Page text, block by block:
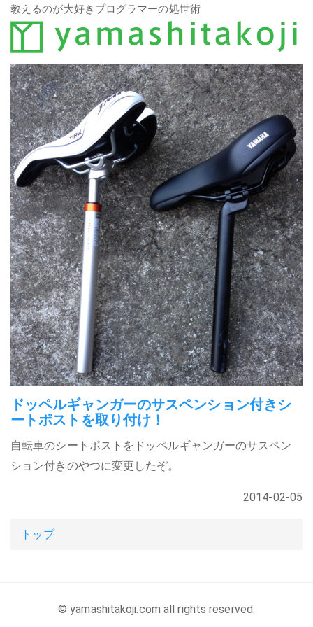
教えるのが大好きプログラマーの処世術
ドッペルギャンガーのサスペンション付きシ
ートポストを取り付け！
自転車のシートポストをドッペルギャンガーのサスペン
ション付きのやつに変更したぞ。
2014-02-05
トップ
© yamashitakoji.com all rights reserved.